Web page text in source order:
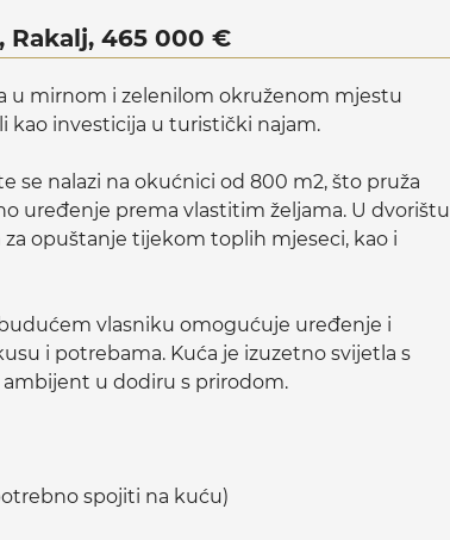
Rakalj, 465 000 €
u mirnom i zelenilom okruženom mjestu
kao investicija u turistički najam.
se nalazi na okućnici od 800 m2, što pruža
uređenje prema vlastitim željama. U dvorištu
za opuštanje tijekom toplih mjeseci, kao i
vlasniku omogućuje uređenje i
i potrebama. Kuća je izuzetno svijetla s
u dodiru s prirodom.
spojiti na kuću)